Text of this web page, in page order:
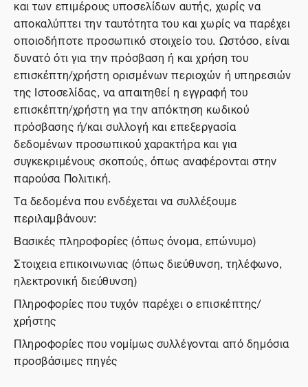
και των επιμέρους υποσελίδων αυτής, χωρίς να
αποκαλύπτει την ταυτότητα του και χωρίς να παρέχει
οποιοδήποτε προσωπικό στοιχείο του. Ωστόσο, είναι
δυνατό ότι για την πρόσβαση ή και χρήση του
επισκέπτη/χρήστη ορισμένων περιοχών ή υπηρεσιών
της Ιστοσελίδας, να απαιτηθεί η εγγραφή του
επισκέπτη/χρήστη για την απόκτηση κωδικού
πρόσβασης ή/και συλλογή και επεξεργασία
δεδομένων προσωπικού χαρακτήρα και για
συγκεκριμένους σκοπούς, όπως αναφέρονται στην
παρούσα Πολιτική.
Τα δεδομένα που ενδέχεται να συλλέξουμε
περιλαμβάνουν:
Βασικές πληροφορίες (όπως όνομα, επώνυμο)
Στοιχεια επικοινωνιας (όπως διεύθυνση, τηλέφωνο,
ηλεκτρονική διεύθυνση)
Πληροφορίες που τυχόν παρέχει ο επισκέπτης/
χρήστης
Πληροφορίες που νομίμως συλλέγονται από δημόσια
προσβάσιμες πηγές